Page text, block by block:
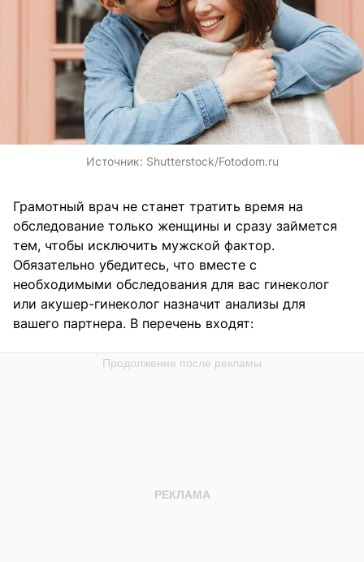
Источник: Shutterstock/Fotodom.ru
Грамотный врач не станет тратить время на
обследование только женщины и сразу займется
тем, чтобы исключить мужской фактор.
Обязательно убедитесь, что вместе с
необходимыми обследования для вас гинеколог
или акушер-гинеколог назначит анализы для
вашего партнера. В перечень входят: